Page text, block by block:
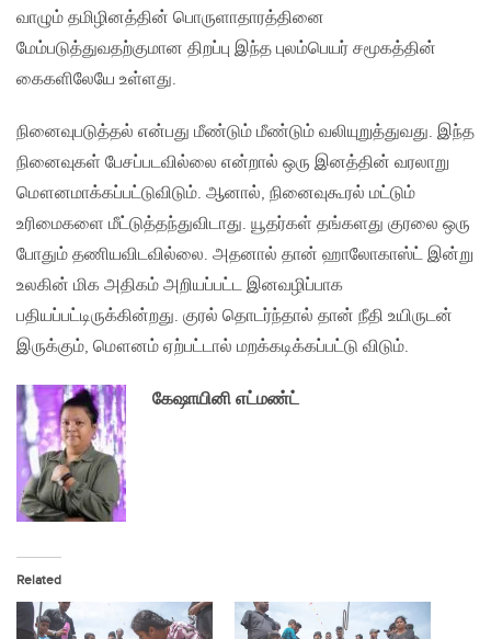
வாழும் தமிழினத்தின் பொருளாதாரத்தினை
மேம்படுத்துவதற்குமான திறப்பு இந்த புலம்பெயர் சமூகத்தின்
கைகளிலேயே உள்ளது.
நினைவுபடுத்தல் என்பது மீண்டும் மீண்டும் வலியுறுத்துவது. இந்த
நினைவுகள் பேசப்படவில்லை என்றால் ஒரு இனத்தின் வரலாறு
மௌனமாக்கப்பட்டுவிடும். ஆனால், நினைவுகூரல் மட்டும்
உரிமைகளை மீட்டுத்தந்துவிடாது. யூதர்கள் தங்களது குரலை ஒரு
போதும் தணியவிடவில்லை. அதனால் தான் ஹாலோகாஸ்ட் இன்று
உலகின் மிக அதிகம் அறியப்பட்ட இனவழிப்பாக
பதியப்பட்டிருக்கின்றது. குரல் தொடர்ந்தால் தான் நீதி உயிருடன்
இருக்கும், மௌனம் ஏற்பட்டால் மறக்கடிக்கப்பட்டு விடும்.
கேஷாயினி எட்மண்ட்
Related